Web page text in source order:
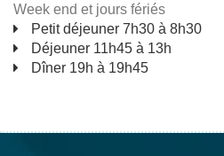
Week end et jours fériés
Petit déjeuner 7h30 à 8h30
Déjeuner 11h45 à 13h
Dîner 19h à 19h45